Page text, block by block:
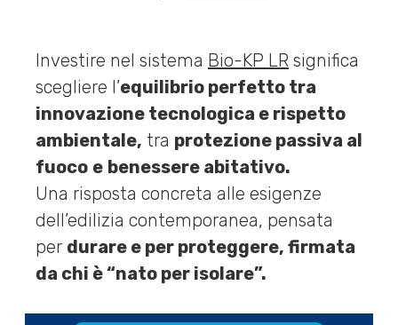
Investire nel sistema Bio-KP LR significa
scegliere l’equilibrio perfetto tra
innovazione tecnologica e rispetto
ambientale, tra protezione passiva al
fuoco e benessere abitativo.
Una risposta concreta alle esigenze
dell’edilizia contemporanea, pensata
per durare e per proteggere, firmata
da chi è “nato per isolare”.